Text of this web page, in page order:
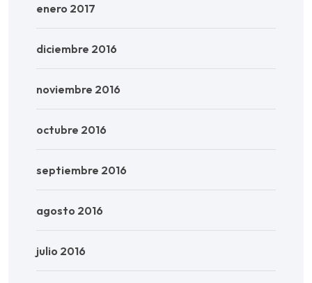
enero 2017
diciembre 2016
noviembre 2016
octubre 2016
septiembre 2016
agosto 2016
julio 2016